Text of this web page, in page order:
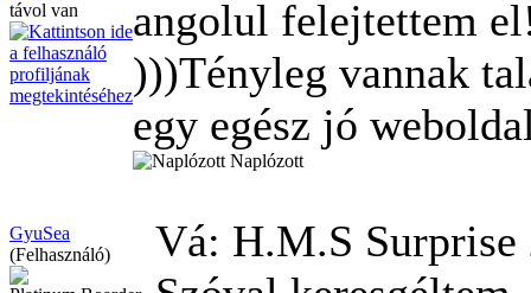
angolul felejtettem
)))Tényleg vannak
egy egész jó
Naplózott
GyuSea
(Felhasználó)
Vá: H.M.S Surprise